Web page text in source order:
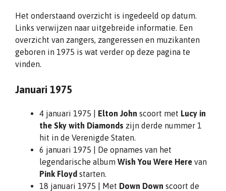
Het onderstaand overzicht is ingedeeld op datum.
Links verwijzen naar uitgebreide informatie. Een
overzicht van zangers, zangeressen en muzikanten
geboren in 1975 is wat verder op deze pagina te
vinden.
Januari 1975
4 januari 1975 | Elton John scoort met Lucy in
the Sky with Diamonds zijn derde nummer 1
hit in de Verenigde Staten.
6 januari 1975 | De opnames van het
legendarische album Wish You Were Here van
Pink Floyd starten.
18 januari 1975 | Met Down Down scoort de